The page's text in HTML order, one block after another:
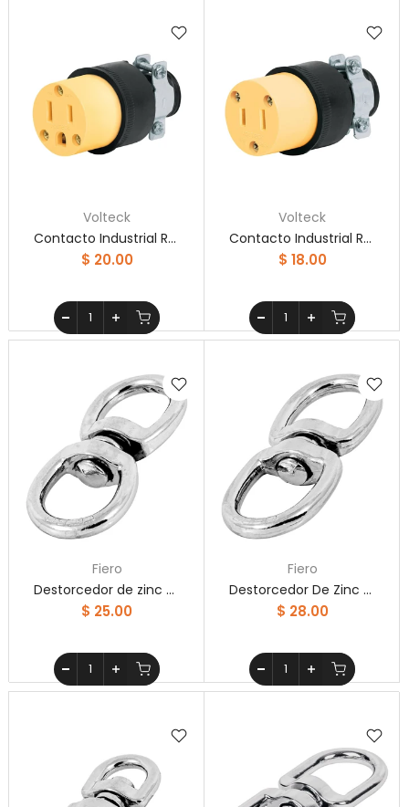
Volteck
Contacto Industrial Reforzado 2 Polos 3 Hilos Volteck
$ 20.00
Volteck
Contacto Industrial Reforzado Sin Tierra Volteck
$ 18.00
Fiero
Destorcedor de zinc de 3/16" para cable, Fiero
$ 25.00
Fiero
Destorcedor De Zinc Para Cable De 1/4' Fiero
$ 28.00